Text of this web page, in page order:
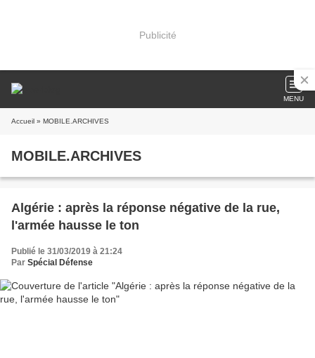
Publicité
MENU
Accueil » MOBILE.ARCHIVES
MOBILE.ARCHIVES
Algérie : après la réponse négative de la rue,
l'armée hausse le ton
Publié le 31/03/2019 à 21:24
Par Spécial Défense